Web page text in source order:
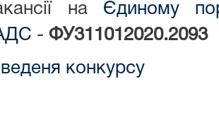
на Єдиному
- ФУ311012020.2093
конкурсу